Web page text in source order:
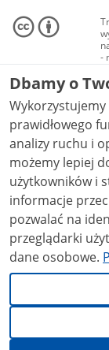
-
Dbamy o
prawidłowego
analizy ruchu i
możemy lepiej
użytkowników i stale
informacje
pozwalać na
przeglądarki
dane osobowe.